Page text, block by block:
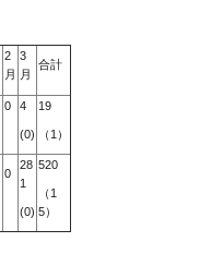
2
月
3
月
合計
0 4
(0)
19
（1）
0
28
1
(0)
520
（1
5）